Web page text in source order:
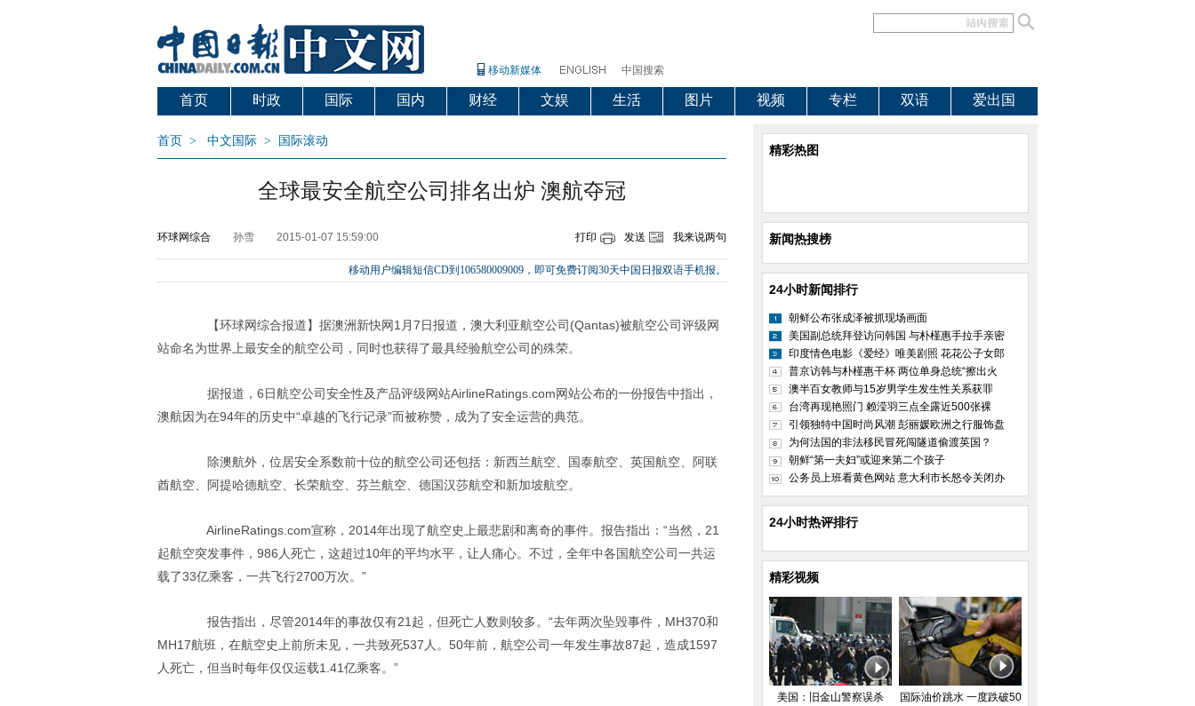
移动新媒体 中国搜索
首页 时政 国际 国内 财经 文娱 生活 图片 视频 专栏 双语 爱出国
首页 > 中文国际 > 国际滚动
全球最安全航空公司排名出炉 澳航夺冠
环球网综合 孙雪 2015-01-07 15:59:00 打印 发送 我来说两句
移动用户编辑短信CD到106580009009，即可免费订阅30天中国日报双语手机报。
【环球网综合报道】据澳洲新快网1月7日报道，澳大利亚航空公司(Qantas)被航空公司评级网
站命名为世界上最安全的航空公司，同时也获得了最具经验航空公司的殊荣。
据报道，6日航空公司安全性及产品评级网站AirlineRatings.com网站公布的一份报告中指出，
澳航因为在94年的历史中“卓越的飞行记录”而被称赞，成为了安全运营的典范。
除澳航外，位居安全系数前十位的航空公司还包括：新西兰航空、国泰航空、英国航空、阿联
酋航空、阿提哈德航空、长荣航空、芬兰航空、德国汉莎航空和新加坡航空。
AirlineRatings.com宣称，2014年出现了航空史上最悲剧和离奇的事件。报告指出：“当然，21
起航空突发事件，986人死亡，这超过10年的平均水平，让人痛心。不过，全年中各国航空公司一共运
载了33亿乘客，一共飞行2700万次。”
报告指出，尽管2014年的事故仅有21起，但死亡人数则较多。“去年两次坠毁事件，MH370和
MH17航班，在航空史上前所未见，一共致死537人。50年前，航空公司一年发生事故87起，造成1597
人死亡，但当时每年仅仅运载1.41亿乘客。”
精彩热图
新闻热搜榜
24小时新闻排行
朝鲜公布张成泽被抓现场画面
美国副总统拜登访问韩国 与朴槿惠手拉手亲密
印度情色电影《爱经》唯美剧照 花花公子女郎
普京访韩与朴槿惠干杯 两位单身总统“擦出火
澳半百女教师与15岁男学生发生性关系获罪
台湾再现艳照门 赖滢羽三点全露近500张裸
引领独特中国时尚风潮 彭丽媛欧洲之行服饰盘
为何法国的非法移民冒死闯隧道偷渡英国？
朝鲜“第一夫妇”或迎来第二个孩子
公务员上班看黄色网站 意大利市长怒令关闭办
24小时热评排行
精彩视频
美国：旧金山警察误杀
国际油价跳水 一度跌破50